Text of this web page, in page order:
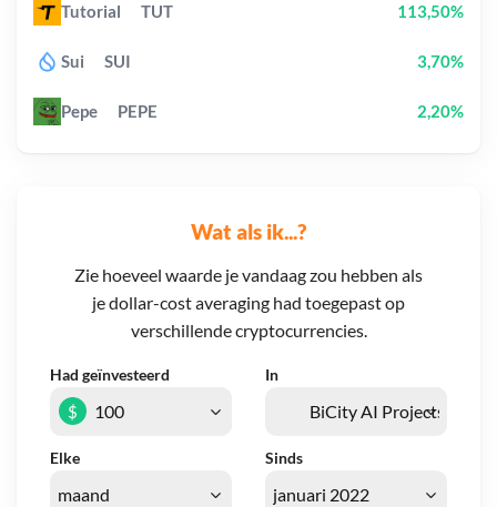
Wat als ik...?
Zie hoeveel waarde je vandaag zou hebben als
je dollar-cost averaging had toegepast op
verschillende cryptocurrencies.
Had geïnvesteerd In
Elke Sinds
$
Tutorial TUT 113,50%
Sui SUI 3,70%
Pepe PEPE 2,20%